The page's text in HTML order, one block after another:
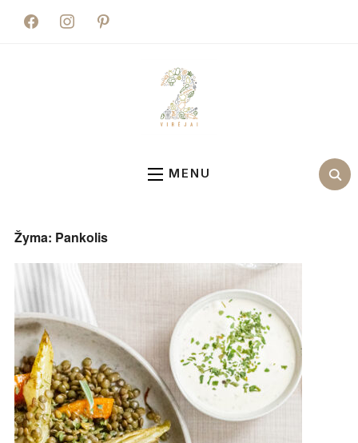
facebookinstagrampinterest
MENU
Žyma: Pankolis